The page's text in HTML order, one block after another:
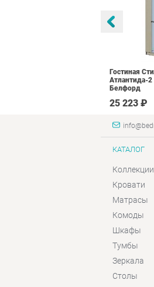
Гостиная
Атлантида-
Белфорд
25 223 ₽
КАТАЛОГ
Коллекции
Кровати
Матрасы
Комоды
Шкафы
Тумбы
Зеркала
Столы